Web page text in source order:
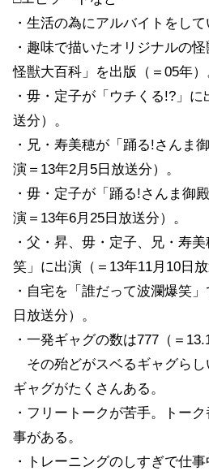
・生活の為にアルバイトをして
・趣味で描いたオリジナルの
怪獣大百科」を出版（＝05年）
・毋・定子が「ウチくる!?」
送分）。
・兄・寿美穂が「踊る!さんま
演＝13年2月5日放送分）。
・毋・定子が「踊る!さんま御
演＝13年6月25日放送分）。
・父・昇、毋・定子、兄・寿
笑」に出演（＝13年11月10日放
・自宅を「誰だって波瀾爆笑
日放送分）。
・一発ギャグの数は777（＝
その殆どがスベるギャグらし
ギャグがたくさんある。
・フリートークが苦手。トー
事がある。
・トレーニングのしすぎで仕